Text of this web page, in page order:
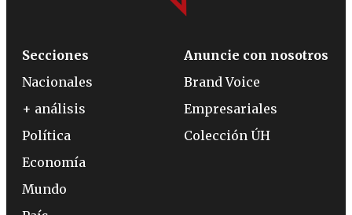
Secciones
Nacionales
+ análisis
Política
Economía
Mundo
Anuncie con nosotros
Brand Voice
Empresariales
Colección ÚH